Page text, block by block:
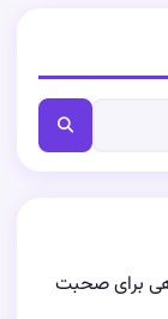
برای صحبت